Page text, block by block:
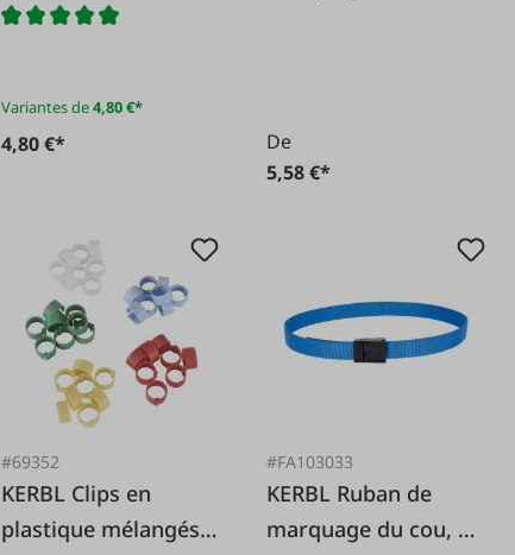
pcs.
Variantes de4,80 €*
4,80 €*
De
5,58 €*
#69352
KERBL Clips en
plastique mélangés,
#FA103033
KERBL Ruban de
marquage du cou, 90